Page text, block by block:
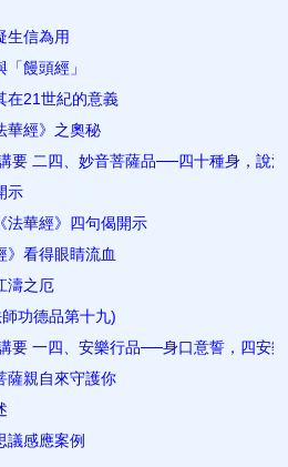
生信為用
饅頭經」
在21世紀的意義
華經》之奧秘
要 二四、妙音菩薩品──四十種身，說
示
華經》四句偈開示
》看得眼睛流血
濤之厄
功德品第十九)
要 一四、安樂行品──身口意誓，四安
薩親自來守護你
議感應案例